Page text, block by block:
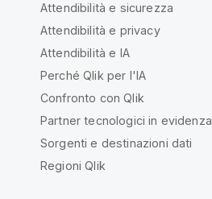
Attendibilità e sicurezza
Attendibilità e privacy
Attendibilità e IA
Perché Qlik per l'IA
Confronto con Qlik
Partner tecnologici in evidenza
Sorgenti e destinazioni dati
Regioni Qlik